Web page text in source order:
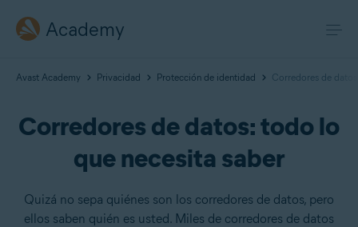
Academy
Avast Academy Privacidad Protección de identidad Corredores de
Corredores de datos: todo lo
que necesita saber
Quizá no sepa quiénes son los corredores de datos, pero
ellos saben quién es usted. Miles de corredores de datos